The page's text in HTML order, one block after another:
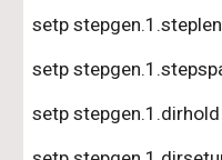
setp stepgen.1.steplen
setp
setp